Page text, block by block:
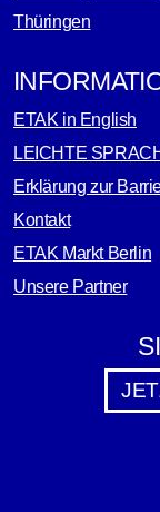
Thüringen
ETAK in English
LEICHTE
Erklärung zur
Kontakt
ETAK Markt Berlin
Unsere Partner